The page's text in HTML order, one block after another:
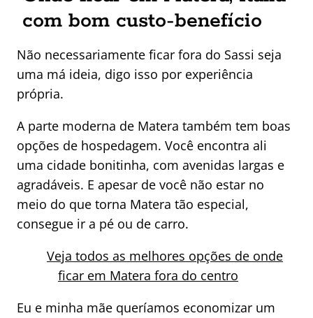
com bom custo-benefício
Não necessariamente ficar fora do Sassi seja
uma má ideia, digo isso por experiência
própria.
A parte moderna de Matera também tem boas
opções de hospedagem. Você encontra ali
uma cidade bonitinha, com avenidas largas e
agradáveis. E apesar de você não estar no
meio do que torna Matera tão especial,
consegue ir a pé ou de carro.
Veja todos as melhores opções de onde
ficar em Matera fora do centro
Eu e minha mãe queríamos economizar um